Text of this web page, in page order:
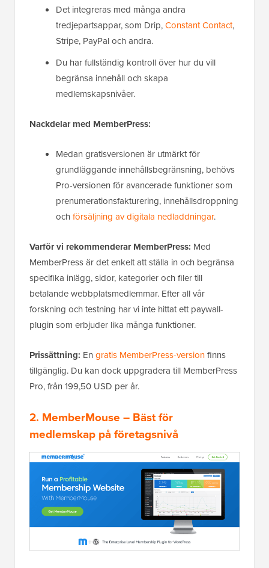
Det integreras med många andra
tredjepartsappar, som Drip,Constant Contact,
Stripe, PayPal och andra.
Du har fullständig kontroll över hur du vill
begränsa innehåll och skapa
medlemskapsnivåer.
Nackdelar med MemberPress:
Medan gratisversionen är utmärkt för
grundläggande innehållsbegränsning, behövs
Pro-versionen för avancerade funktioner som
prenumerationsfakturering, innehållsdroppning
ochförsäljning av digitala nedladdningar.
Varför vi rekommenderar MemberPress: Med
MemberPress är det enkelt att ställa in och begränsa
specifika inlägg, sidor, kategorier och filer till
betalande webbplatsmedlemmar. Efter all vår
forskning och testning har vi inte hittat ett paywall-
plugin som erbjuder lika många funktioner.
Prissättning: En gratis MemberPress-versionfinns
tillgänglig. Du kan dock uppgradera till MemberPress
Pro, från 199,50 USD per år.
2. MemberMouse – Bäst för
medlemskap på företagsnivå